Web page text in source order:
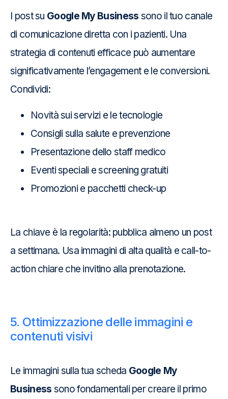
I post su Google My Business sono il tuo canale
di comunicazione diretta con i pazienti. Una
strategia di contenuti efficace può aumentare
significativamente l’engagement e le conversioni.
Condividi:
Novità sui servizi e le tecnologie
Consigli sulla salute e prevenzione
Presentazione dello staff medico
Eventi speciali e screening gratuiti
Promozioni e pacchetti check-up
La chiave è la regolarità: pubblica almeno un post
a settimana. Usa immagini di alta qualità e call-to-
action chiare che invitino alla prenotazione.
5. Ottimizzazione delle immagini e
contenuti visivi
Le immagini sulla tua scheda Google My
Business sono fondamentali per creare il primo